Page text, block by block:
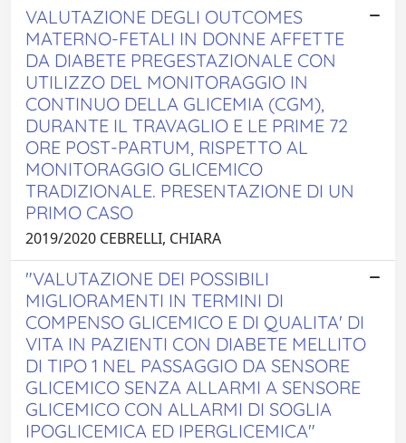
VALUTAZIONE DEGLI OUTCOMES
MATERNO-FETALI IN DONNE AFFETTE
DA DIABETE PREGESTAZIONALE CON
UTILIZZO DEL MONITORAGGIO IN
CONTINUO DELLA GLICEMIA (CGM),
DURANTE IL TRAVAGLIO E LE PRIME 72
ORE POST-PARTUM, RISPETTO AL
MONITORAGGIO GLICEMICO
TRADIZIONALE. PRESENTAZIONE DI UN
PRIMO CASO
2019/2020 CEBRELLI, CHIARA
"VALUTAZIONE DEI POSSIBILI
MIGLIORAMENTI IN TERMINI DI
COMPENSO GLICEMICO E DI QUALITA' DI
VITA IN PAZIENTI CON DIABETE MELLITO
DI TIPO 1 NEL PASSAGGIO DA SENSORE
GLICEMICO SENZA ALLARMI A SENSORE
GLICEMICO CON ALLARMI DI SOGLIA
IPOGLICEMICA ED IPERGLICEMICA"